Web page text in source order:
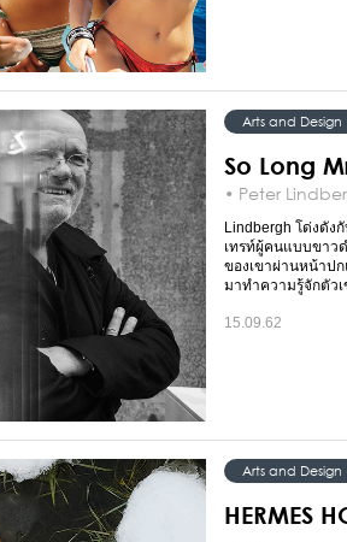
Arts and Design
So Long
• Peter
Lindbergh โด่งดัง
เทรท์ผู้คนแบบขาว
ของเขาผ่านหน้าป
มาทำความรู้จักตัวเ
15.09.62
Arts and Design
HERMES